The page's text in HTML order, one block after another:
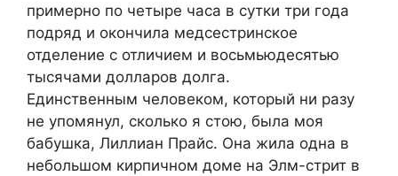
примерно по четыре часа в сутки три года
подряд и окончила медсестринское
отделение с отличием и восьмьюдесятью
тысячами долларов долга.
Единственным человеком, который ни разу
не упомянул, сколько я стою, была моя
бабушка, Лиллиан Прайс. Она жила одна в
небольшом кирпичном доме на Элм-стрит в